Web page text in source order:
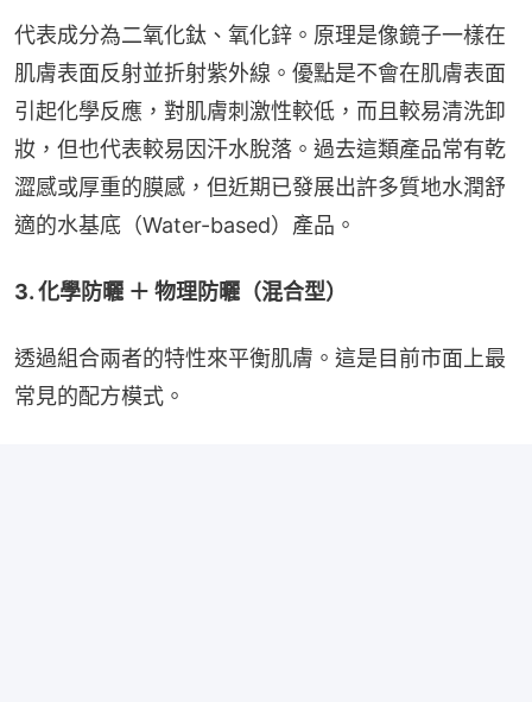
代表成分為二氧化鈦、氧化鋅。原理是像鏡子一樣在
肌膚表面反射並折射紫外線。優點是不會在肌膚表面
引起化學反應，對肌膚刺激性較低，而且較易清洗卸
妝，但也代表較易因汗水脫落。過去這類產品常有乾
澀感或厚重的膜感，但近期已發展出許多質地水潤舒
適的水基底（Water-based）產品。
3. 化學防曬 ＋ 物理防曬（混合型）
透過組合兩者的特性來平衡肌膚。這是目前市面上最
常見的配方模式。